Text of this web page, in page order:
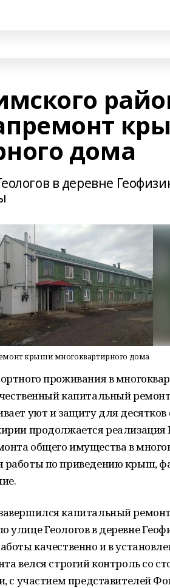
дома
в деревне
крыши многоквартирного дома
проживания в
капитальный
уют и защиту для
продолжается реализация
общего имущества в
работы по приведению крыш,
капитальный
Геологов в деревне
качественно и в
велся строгий контроль со
с участием представителей